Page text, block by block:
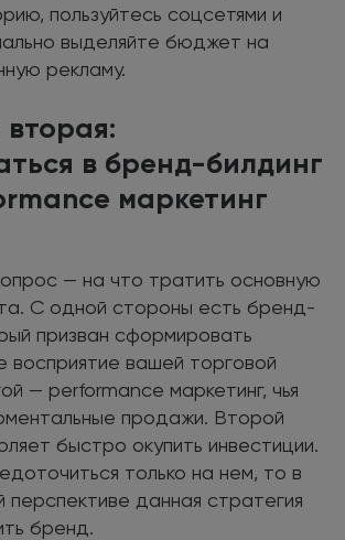
пользуйтесь соцсетями и
выделяйте бюджет на
рекламу.
в бренд-билдинг
маркетинг
— на что тратить основную
С одной стороны есть бренд-
призван сформировать
восприятие вашей торговой
— performance маркетинг, чья
продажи. Второй
быстро окупить инвестиции.
только на нем, то в
перспективе данная стратегия
бренд.